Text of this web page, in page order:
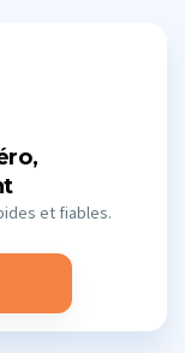
et fiables.